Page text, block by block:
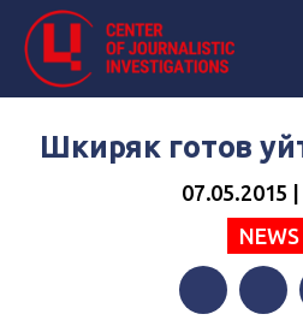
Шкиряк готов
07.05.2015
NEWS